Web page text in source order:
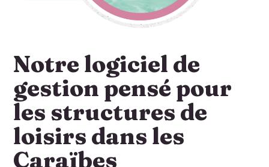
Notre logiciel de
gestion pensé pour
les structures de
loisirs dans les
Caraïbes